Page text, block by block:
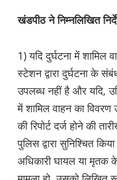
खंडपीठ ने निम्नलिखित
1) यदि दुर्घटना में शामिल
स्टेशन द्वारा दुर्घटना के
उपलब्ध नहीं है और यदि,
में शामिल वाहन का विवरण
की रिपोर्ट दर्ज होने की
पुलिस द्वारा सुनिश्चित
अधिकारी घायल या मृतक